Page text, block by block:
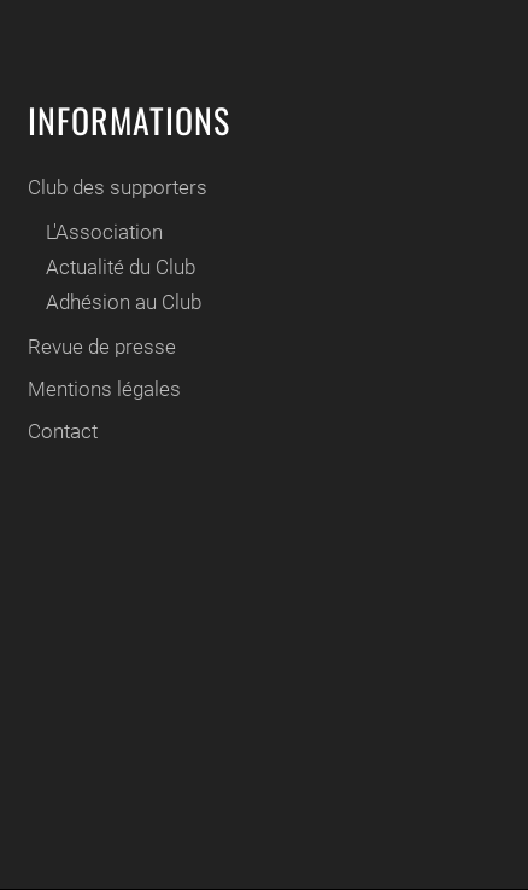
INFORMATIONS
Club des supporters
L'Association
Actualité du Club
Adhésion au Club
Revue de presse
Mentions légales
Contact